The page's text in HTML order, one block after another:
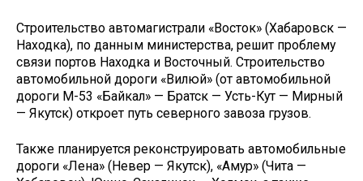
Строительство автомагистрали «Восток» (Хабаровск —
Находка), по данным министерства, решит проблему
связи портов Находка и Восточный. Строительство
автомобильной дороги «Вилюй» (от автомобильной
дороги М-53 «Байкал» — Братск — Усть-Кут — Мирный
— Якутск) откроет путь северного завоза грузов.
Также планируется реконструировать автомобильные
дороги «Лена» (Невер — Якутск), «Амур» (Чита —